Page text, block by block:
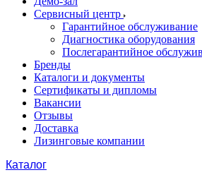
Сервисный центр
Гарантийное обслуживание
Диагностика оборудования
Послегарантийное
Бренды
Каталоги и документы
Сертификаты и дипломы
Вакансии
Отзывы
Доставка
Лизинговые компании
Каталог